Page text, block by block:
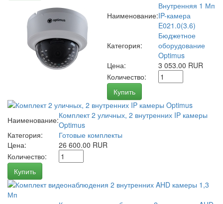
Наименование:
Внутренняя 1 Мп
IP-камера
E021.0(3.6)
Категория:
Бюджетное
оборудование
Optimus
Цена:
3 053.00 RUR
Количество:
Купить
Наименование:Комплект 2 уличных, 2 внутренних IP камеры
Optimus
Категория:
Готовые комплекты
Цена:
26 600.00 RUR
Количество:
Купить